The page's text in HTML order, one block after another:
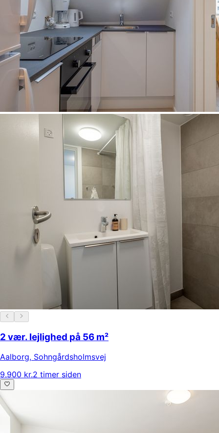
2 vær. lejlighed på 56 m²
Aalborg, Sohngårdsholmsvej
9.900 kr.2 timer siden